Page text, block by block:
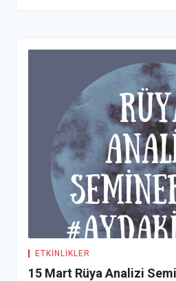
ETKINLIKLER
15 Mart Rüya Analizi